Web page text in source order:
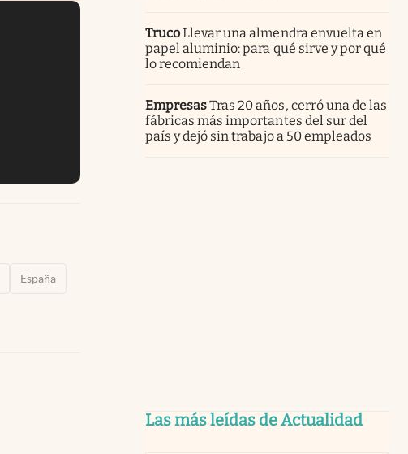
España
TrucoLlevar una almendra envuelta en
papel aluminio: para qué sirve y por qué
lo recomiendan
EmpresasTras 20 años, cerró una de las
fábricas más importantes del sur del
país y dejó sin trabajo a 50 empleados
Las más leídas de Actualidad